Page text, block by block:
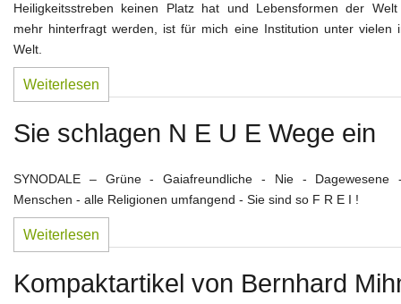
Heiligkeitsstreben keinen Platz hat und Lebensformen der
mehr hinterfragt werden, ist für mich eine Institution unter vielen
Welt.
Weiterlesen
Sie schlagen N E U E Wege ein
SYNODALE – Grüne - Gaiafreundliche - Nie - Dagewesene
Menschen - alle Religionen umfangend - Sie sind so F R E I !
Weiterlesen
Kompaktartikel von Bernhard